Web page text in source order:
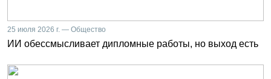
25 июля 2026 г. — Общество
ИИ обессмысливает дипломные работы, но выход есть